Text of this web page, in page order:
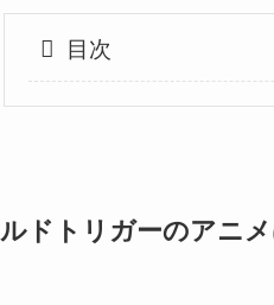
目次
ドトリガーのアニ